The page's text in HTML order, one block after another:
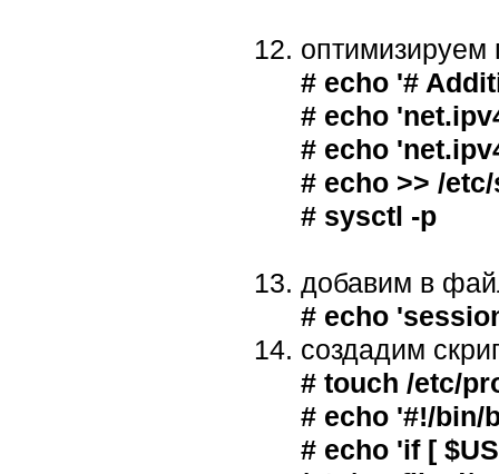
оптимизируем
# echo '#
# echo
# echo
# echo >> /
# sysctl -p
добавим в
# echo
создадим
# touch /etc/
# echo '#!/bin/
# echo 'if [